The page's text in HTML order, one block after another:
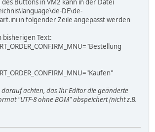
Buttons in VM2 kann in der Datei
DE\de-
in folgender Zeile angepasst werden
bisherigen Text:
achten, das Ihr Editor die geänderte
"UTF-8 ohne BOM" abspeichert (nicht z.B.